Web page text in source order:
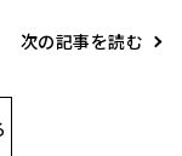
次の記事を読む